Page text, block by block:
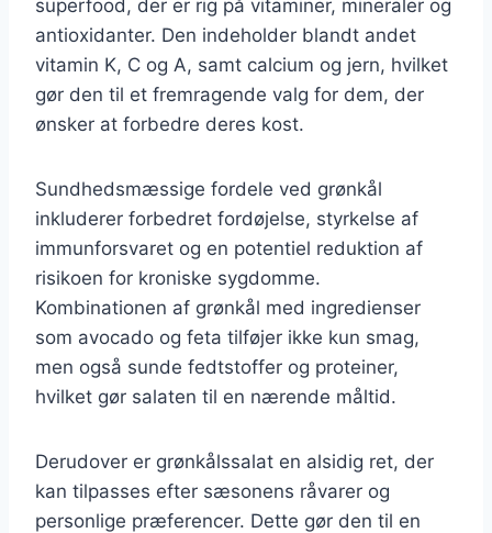
superfood, der er rig på vitaminer, mineraler og
antioxidanter. Den indeholder blandt andet
vitamin K, C og A, samt calcium og jern, hvilket
gør den til et fremragende valg for dem, der
ønsker at forbedre deres kost.
Sundhedsmæssige fordele ved grønkål
inkluderer forbedret fordøjelse, styrkelse af
immunforsvaret og en potentiel reduktion af
risikoen for kroniske sygdomme.
Kombinationen af grønkål med ingredienser
som avocado og feta tilføjer ikke kun smag,
men også sunde fedtstoffer og proteiner,
hvilket gør salaten til en nærende måltid.
Derudover er grønkålssalat en alsidig ret, der
kan tilpasses efter sæsonens råvarer og
personlige præferencer. Dette gør den til en